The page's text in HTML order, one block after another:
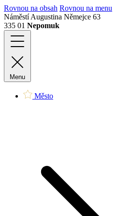
Rovnou na obsah Rovnou na menu
Náměstí Augustina Němejce 63
335 01 Nepomuk
Menu
Město